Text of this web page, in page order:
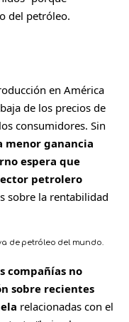
del petróleo.
en América
de los precios de
consumidores. Sin
menor ganancia
espera que
petrolero
sobre la rentabilidad
de petróleo del mundo.
compañías no
sobre recientes
relacionadas con el